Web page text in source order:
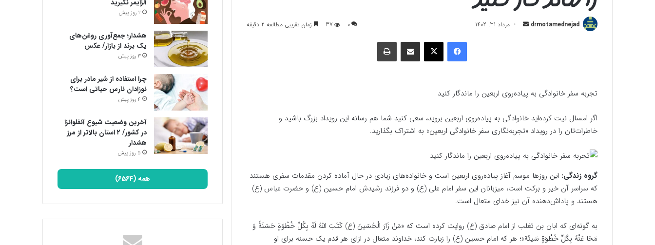
drmotamednejad
ارسال مرداد 31, 1402 0
37 زمان تقریبی مطالعه 2 دقیقه
فیسبوک ایکس اشتراک گذاری با ایمیل چاپ
تجربه سفر خانوادگی به پیاده‌روی اربعین را ماندگار کنید
اگر امسال نیت کرده‌اید خانوادگی به پیاده‌روی اربعین بروید، سعی کنید شما هم رسانه این رویداد بزرگ باشید و
خاطرات‌تان را در رویداد «تجربه‌نگاری سفر خانوادگی اربعین» به اشتراک بگذارید.
گروه زندگی: این روزها موسم آغاز پیاده‌روی اربعین است و خانواده‌های زیادی در حال آماده کردن مقدمات سفری هستند
که سراسر آن خیر و برکت است، میزبانان این سفر امام علی (ع) و دو فرزند رشیدش امام حسین (ع) و حضرت عباس (ع)
هستند و پاداش‌دهنده آن نیز خدای متعال است.
به گونه‌ای که ابان بن تغلب از امام صادق (ع) روایت کرده است که «مَنْ زَارَ الْحُسَینَ (ع) کَتَبَ اللَّهُ لَهُ بِکُلِّ خُطْوَةٍ حَسَنَةً وَ
مَحَا عَنْهُ بِکُلِّ خُطْوَةٍ سَیئَة»؛ هر که امام حسین (ع) را زیارت کند، خداوند متعال در ازای هر قدم یک حسنه برای او
آلزایمر نگیرید
2 روز پیش
هشدار؛ جمع‌آوری روغن‌های
یک برند از بازار/ عکس
3 روز پیش
چرا استفاده از شیر مادر برای
نوزادان نارس حیاتی است؟
4 روز پیش
آخرین وضعیت شیوع آنفلوانزا
در کشور/ ۲ استان بالاتر از مرز
هشدار
5 روز پیش
همه (6564)